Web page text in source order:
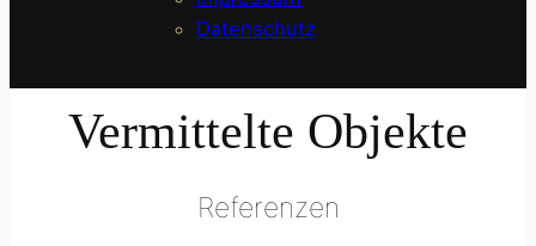
Datenschutz
Vermittelte Objekte
Referenzen